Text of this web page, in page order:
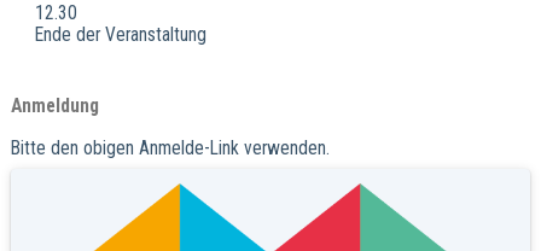
12.30
Ende der Veranstaltung
Anmeldung
Bitte den obigen Anmelde-Link verwenden.